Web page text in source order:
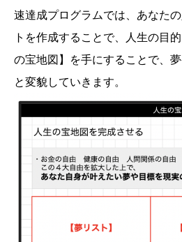
速達成プログラムでは、あなた
トを作成することで、人生の目
の宝地図】を手にすることで、
と変貌していきます。